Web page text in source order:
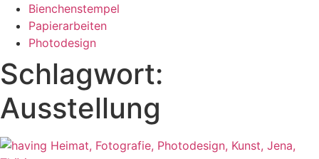
Bienchenstempel
Papierarbeiten
Photodesign
Schlagwort:
Ausstellung